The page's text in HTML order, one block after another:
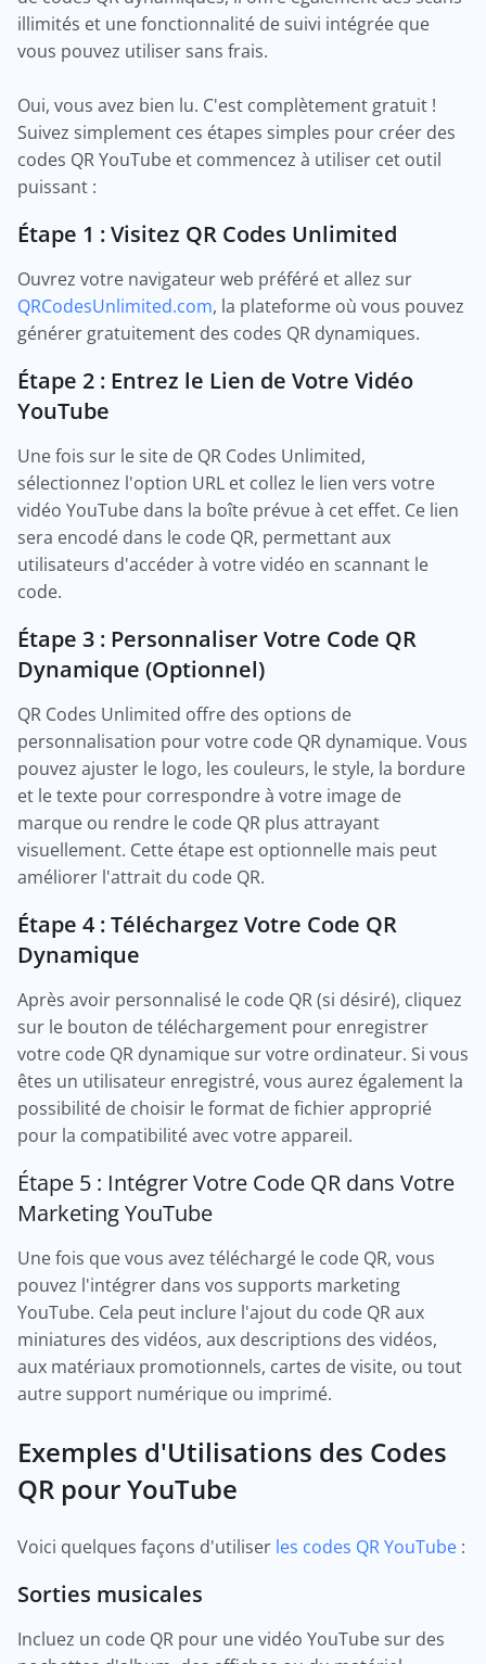
illimités et une fonctionnalité de suivi intégrée que
vous pouvez utiliser sans frais.
Oui, vous avez bien lu. C'est complètement gratuit !
Suivez simplement ces étapes simples pour créer des
codes QR YouTube et commencez à utiliser cet outil
puissant :
Étape 1 : Visitez QR Codes Unlimited
Ouvrez votre navigateur web préféré et allez sur
QRCodesUnlimited.com, la plateforme où vous pouvez
générer gratuitement des codes QR dynamiques.
Étape 2 : Entrez le Lien de Votre Vidéo
YouTube
Une fois sur le site de QR Codes Unlimited,
sélectionnez l'option URL et collez le lien vers votre
vidéo YouTube dans la boîte prévue à cet effet. Ce lien
sera encodé dans le code QR, permettant aux
utilisateurs d'accéder à votre vidéo en scannant le
code.
Étape 3 : Personnaliser Votre Code QR
Dynamique (Optionnel)
QR Codes Unlimited offre des options de
personnalisation pour votre code QR dynamique. Vous
pouvez ajuster le logo, les couleurs, le style, la bordure
et le texte pour correspondre à votre image de
marque ou rendre le code QR plus attrayant
visuellement. Cette étape est optionnelle mais peut
améliorer l'attrait du code QR.
Étape 4 : Téléchargez Votre Code QR
Dynamique
Après avoir personnalisé le code QR (si désiré), cliquez
sur le bouton de téléchargement pour enregistrer
votre code QR dynamique sur votre ordinateur. Si vous
êtes un utilisateur enregistré, vous aurez également la
possibilité de choisir le format de fichier approprié
pour la compatibilité avec votre appareil.
Étape 5 : Intégrer Votre Code QR dans Votre
Marketing YouTube
Une fois que vous avez téléchargé le code QR, vous
pouvez l'intégrer dans vos supports marketing
YouTube. Cela peut inclure l'ajout du code QR aux
miniatures des vidéos, aux descriptions des vidéos,
aux matériaux promotionnels, cartes de visite, ou tout
autre support numérique ou imprimé.
Exemples d'Utilisations des Codes
QR pour YouTube
Voici quelques façons d'utiliser les codes QR YouTube :
Sorties musicales
Incluez un code QR pour une vidéo YouTube sur des